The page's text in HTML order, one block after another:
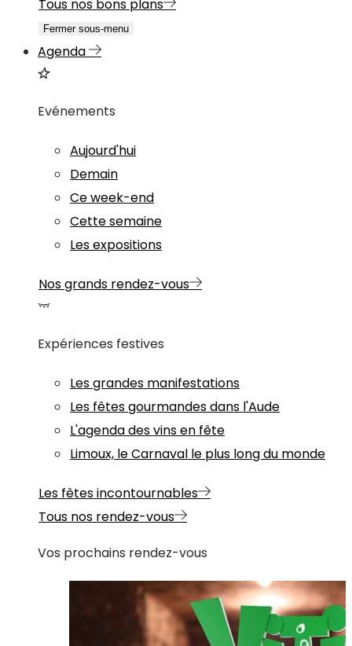
Tous nos bons plans
Fermer sous-menu
Agenda
Evénements
Aujourd'hui
Demain
Ce week-end
Cette semaine
Les expositions
Nos grands rendez-vous
Expériences festives
Les grandes manifestations
Les fêtes gourmandes dans l'Aude
L'agenda des vins en fête
Limoux, le Carnaval le plus long du monde
Les fêtes incontournables
Tous nos rendez-vous
Vos prochains rendez-vous